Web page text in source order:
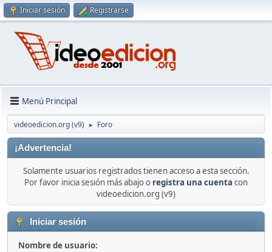
Iniciar sesión Registrarse
Menú Principal
videoedicion.org (v9) ► Foro
¡Advertencia!
Solamente usuarios registrados tienen acceso a esta sección.
Por favor inicia sesión más abajo o registra una cuenta con
videoedicion.org (v9)
Iniciar sesión
Nombre de usuario: